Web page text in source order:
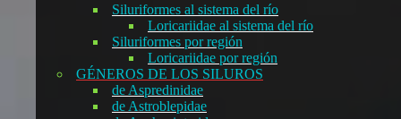
Siluriformes al sistema del río
Loricariidae al sistema del río
Siluriformes por región
Loricariidae por región
GÉNEROS DE LOS SILUROS
de Aspredinidae
de Astroblepidae